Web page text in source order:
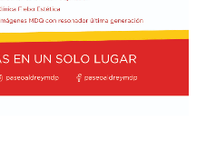
por una comitiva
Quirno y la secretaria
Milei.